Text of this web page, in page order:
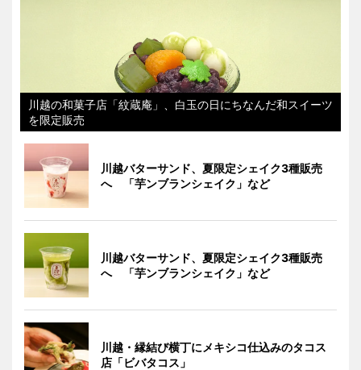
川越の和菓子店「紋蔵庵」、白玉の日にちなんだ和スイーツ
を限定販売
川越バターサンド、夏限定シェイク3種販売
へ 「芋ンブランシェイク」など
川越バターサンド、夏限定シェイク3種販売
へ 「芋ンブランシェイク」など
川越・縁結び横丁にメキシコ仕込みのタコス
店「ビバタコス」